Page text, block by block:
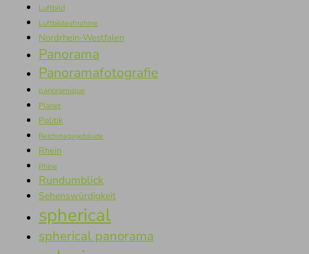
Luftbild
Luftbildaufnahme
Nordrhein-Westfalen
Panorama
Panoramafotografie
panoramique
Planet
Politik
Reichstagsgebäude
Rhein
Rhine
Rundumblick
Sehenswürdigkeit
spherical
spherical panorama